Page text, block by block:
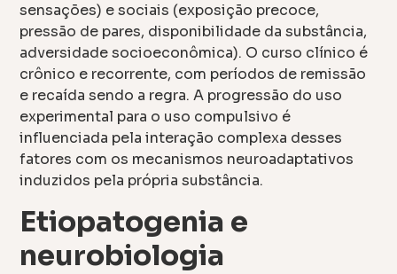
sensações) e sociais (exposição precoce,
pressão de pares, disponibilidade da substância,
adversidade socioeconômica). O curso clínico é
crônico e recorrente, com períodos de remissão
e recaída sendo a regra. A progressão do uso
experimental para o uso compulsivo é
influenciada pela interação complexa desses
fatores com os mecanismos neuroadaptativos
induzidos pela própria substância.
Etiopatogenia e
neurobiologia